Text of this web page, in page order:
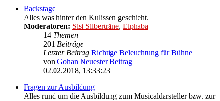
Backstage
Alles was hinter den Kulissen geschieht.
Moderatoren: Sisi Silberträne, Elphaba
14 Themen
201 Beiträge
Letzter Beitrag Richtige Beleuchtung für Bühne
von Gohan Neuester Beitrag
02.02.2018, 13:33:23
Fragen zur Ausbildung
Alles rund um die Ausbildung zum Musicaldarsteller bzw. zur